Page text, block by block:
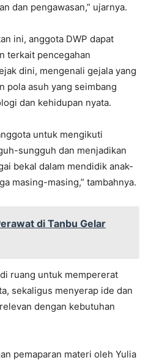
dan pengawasan,” ujarnya.
ini, anggota DWP dapat
terkait pencegahan
dini, mengenali gejala yang
pola asuh yang seimbang
dan kehidupan nyata.
untuk mengikuti
sungguh dan menjadikan
bekal dalam mendidik anak-
masing-masing,” tambahnya.
di Tanbu Gelar
ruang untuk mempererat
sekaligus menyerap ide dan
dengan kebutuhan
pemaparan materi oleh Yulia